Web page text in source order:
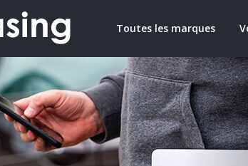
Toutes les marques